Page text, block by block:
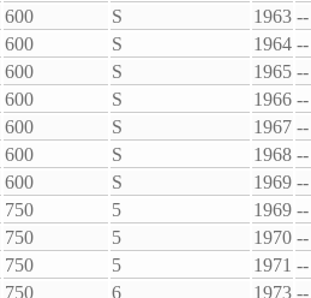
600 S 1963 --
600 S 1964 --
600 S 1965 --
600 S 1966 --
600 S 1967 --
600 S 1968 --
600 S 1969 --
750 5 1969 --
750 5 1970 --
750 5 1971 --
750 6 1973 --